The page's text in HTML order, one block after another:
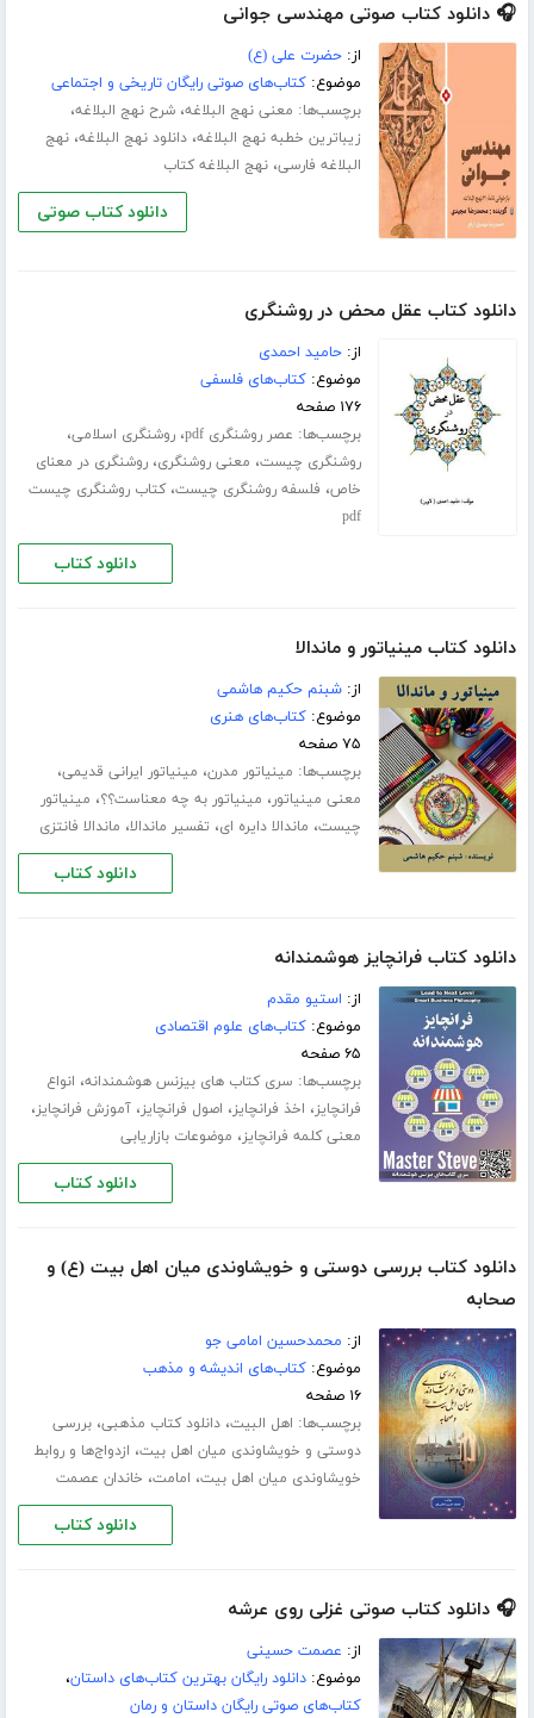
🎧 دانلود کتاب صوتی مهندسی جوانی
از:حضرت علی (ع)
موضوع:کتاب‌های صوتی رایگان تاریخی و اجتماعی
برچسب‌ها: معنی نهج البلاغه،شرح نهج البلاغه،
زیباترین خطبه نهج البلاغه،دانلود نهج البلاغه،نهج
البلاغه فارسی،نهج البلاغه کتاب
دانلود کتاب صوتی
دانلود کتاب عقل محض در روشنگری
از:حامید احمدی
موضوع:کتاب‌های فلسفی
۱۷۶ صفحه
برچسب‌ها: عصر روشنگری pdf ،روشنگری اسلامی،
روشنگری چیست، معنی روشنگری،روشنگری در معنای
خاص، فلسفه روشنگری چیست،کتاب روشنگری چیست
pdf
دانلود کتاب
دانلود کتاب مینیاتور و ماندالا
از:شبنم حکیم هاشمی
موضوع:کتاب‌های هنری
۷۵ صفحه
برچسب‌ها: مینیاتور مدرن، مینیاتور ایرانی قدیمی،
معنی مینیاتور، مینیاتور به چه معناست؟؟، مینیاتور
چیست، ماندالا دایره ای، تفسیر ماندالا، ماندالا فانتزی
دانلود کتاب
دانلود کتاب فرانچایز هوشمندانه
از: استیو مقدم
موضوع:کتاب‌های علوم اقتصادی
۶۵ صفحه
برچسب‌ها: سری کتاب های بیزنس هوشمندانه، انواع
فرانچایز، اخذ فرانچایز، اصول فرانچایز،آموزش فرانچایز،
معنی کلمه فرانچایز، موضوعات بازاریابی
دانلود کتاب
دانلود کتاب بررسی دوستی و خویشاوندی میان اهل بیت (ع) و
صحابه
از: محمدحسین امامی جو
موضوع:کتاب‌های اندیشه و مذهب
۱۶ صفحه
برچسب‌ها: اهل البیت،دانلود کتاب مذهبی،بررسی
دوستی و خویشاوندی میان اهل بیت، ازدواج‌ها و روابط
خویشاوندی میان اهل بیت، امامت، خاندان عصمت
دانلود کتاب
🎧 دانلود کتاب صوتی غزلی روی عرشه
از: عصمت حسینی
موضوع:دانلود رایگان بهترین کتاب‌های داستان،
کتاب‌های صوتی رایگان داستان و رمان